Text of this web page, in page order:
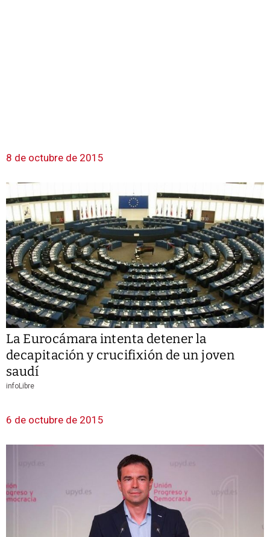
8 de octubre de 2015
La Eurocámara intenta detener la
decapitación y crucifixión de un joven
saudí
infoLibre
6 de octubre de 2015